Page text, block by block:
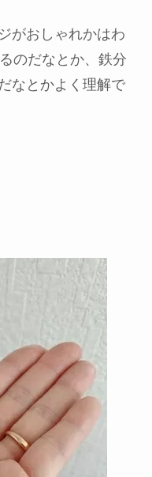
がおしゃれかはわ
のだなとか、鉄分
なとかよく理解で